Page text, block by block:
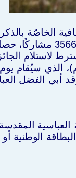
الخاصّة
إلكترونية. ويُشترط
العباسية